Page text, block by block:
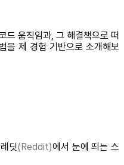
드 움직임과, 그 해결책으로 떠
을 제 경험 기반으로 소개해보
딧(Reddit)에서 눈에 띄는 스